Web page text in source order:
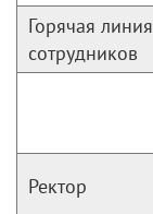
Горячая
сотрудников
Ректор